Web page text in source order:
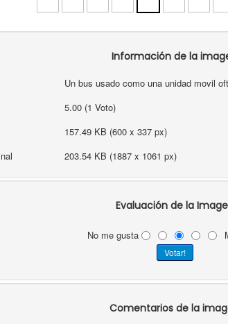
Información de la
Un bus usado como una unidad movil
5.00 (1 Voto)
157.49 KB (600 x 337 px)
203.54 KB (1887 x 1061 px)
Evaluación de la
No me gusta
Comentarios de la